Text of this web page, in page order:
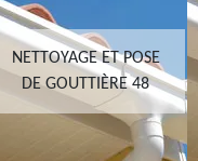
NETTOYAGE ET POSE
DE GOUTTIÈRE 48